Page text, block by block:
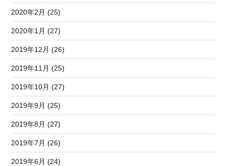
2020年2月 (25)
2020年1月 (27)
2019年12月 (26)
2019年11月 (25)
2019年10月 (27)
2019年9月 (25)
2019年8月 (27)
2019年7月 (26)
2019年6月 (24)